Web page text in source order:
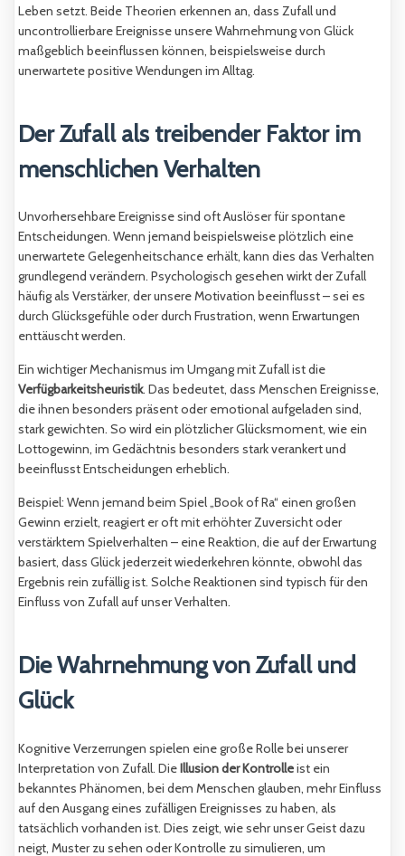
Leben setzt. Beide Theorien erkennen an, dass Zufall und
uncontrollierbare Ereignisse unsere Wahrnehmung von Glück
maßgeblich beeinflussen können, beispielsweise durch
unerwartete positive Wendungen im Alltag.
Der Zufall als treibender Faktor im
menschlichen Verhalten
Unvorhersehbare Ereignisse sind oft Auslöser für spontane
Entscheidungen. Wenn jemand beispielsweise plötzlich eine
unerwartete Gelegenheitschance erhält, kann dies das Verhalten
grundlegend verändern. Psychologisch gesehen wirkt der Zufall
häufig als Verstärker, der unsere Motivation beeinflusst – sei es
durch Glücksgefühle oder durch Frustration, wenn Erwartungen
enttäuscht werden.
Ein wichtiger Mechanismus im Umgang mit Zufall ist die
Verfügbarkeitsheuristik. Das bedeutet, dass Menschen Ereignisse,
die ihnen besonders präsent oder emotional aufgeladen sind,
stark gewichten. So wird ein plötzlicher Glücksmoment, wie ein
Lottogewinn, im Gedächtnis besonders stark verankert und
beeinflusst Entscheidungen erheblich.
Beispiel: Wenn jemand beim Spiel „Book of Ra“ einen großen
Gewinn erzielt, reagiert er oft mit erhöhter Zuversicht oder
verstärktem Spielverhalten – eine Reaktion, die auf der Erwartung
basiert, dass Glück jederzeit wiederkehren könnte, obwohl das
Ergebnis rein zufällig ist. Solche Reaktionen sind typisch für den
Einfluss von Zufall auf unser Verhalten.
Die Wahrnehmung von Zufall und
Glück
Kognitive Verzerrungen spielen eine große Rolle bei unserer
Interpretation von Zufall. DieIllusion der Kontrolleist ein
bekanntes Phänomen, bei dem Menschen glauben, mehr Einfluss
auf den Ausgang eines zufälligen Ereignisses zu haben, als
tatsächlich vorhanden ist. Dies zeigt, wie sehr unser Geist dazu
neigt, Muster zu sehen oder Kontrolle zu simulieren, um